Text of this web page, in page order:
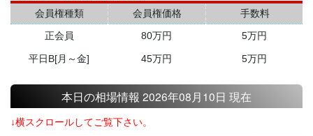
会員権種類
会員権価格
手数料
正会員
80万円 5万円
平日B[月～金] 45万円 5万円
本日の相場情報 2026年08月10日 現在
↓横スクロールしてご覧下さい。